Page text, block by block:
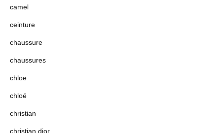
camel
ceinture
chaussure
chaussures
chloe
chloé
christian
christian dior